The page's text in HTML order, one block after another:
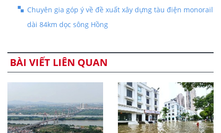
Chuyên gia góp ý về đề xuất xây dựng tàu điện monorail
dài 84km dọc sông Hồng
BÀI VIẾT LIÊN QUAN